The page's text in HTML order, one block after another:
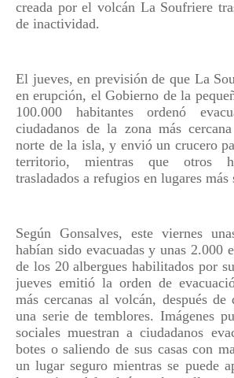
creada por el volcán La Soufriere
de inactividad.
El jueves, en previsión de que La
en erupción, el Gobierno de la
100.000 habitantes ordenó
ciudadanos de la zona más
norte de la isla, y envió un crucero
territorio, mientras que otros
trasladados a refugios en lugares más
Según Gonsalves, este viernes
habían sido evacuadas y unas 2.000
de los 20 albergues habilitados por
jueves emitió la orden de
más cercanas al volcán, después de
una serie de temblores. Imágenes
sociales muestran a ciudadanos
botes o saliendo de sus casas con
un lugar seguro mientras se puede